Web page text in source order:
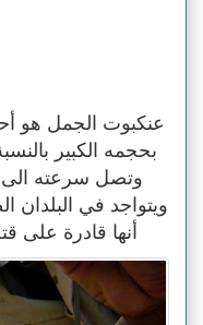
عنكبوت الجمل هو
بحجمه الكبير
ويتواجد في البلدان
أنها قادرة على